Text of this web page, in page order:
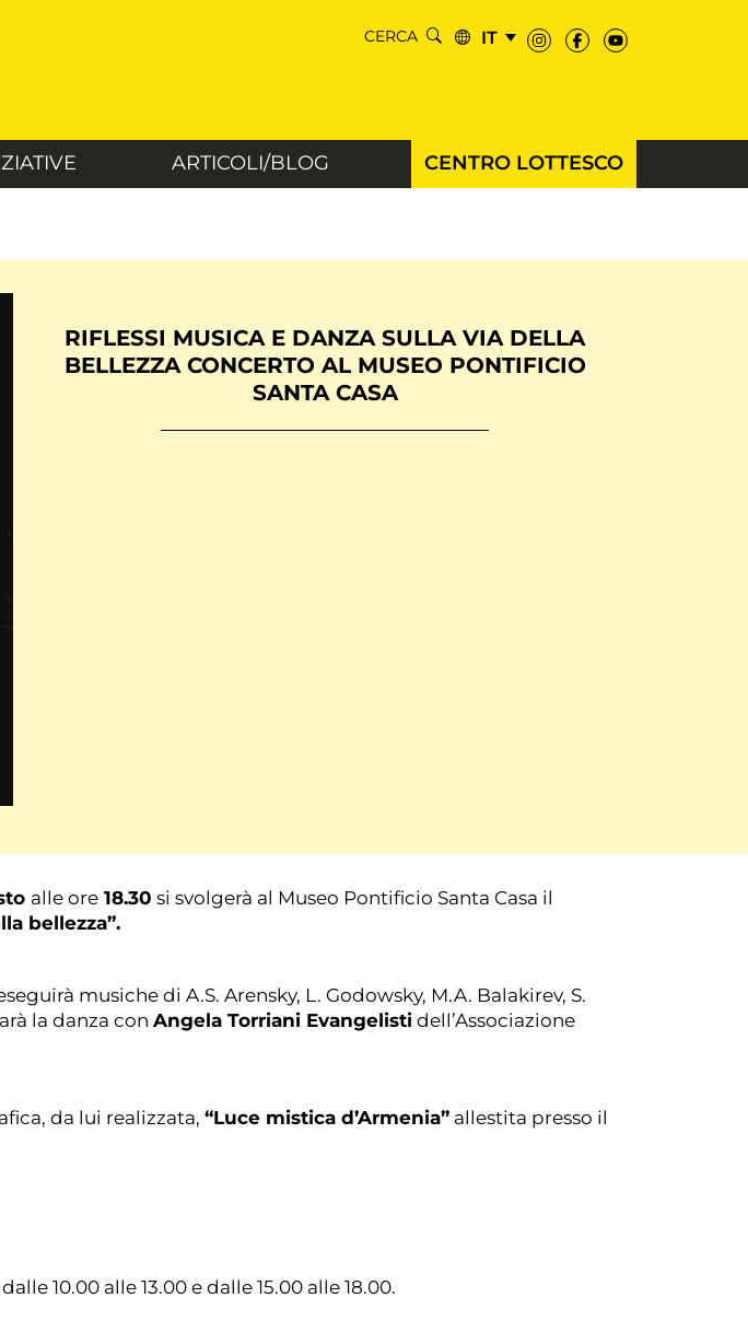
CERCA IT
ARTICOLI/BLOG CENTRO LOTTESCO
RIFLESSI MUSICA E DANZA SULLA VIA DELLA
BELLEZZA CONCERTO AL MUSEO PONTIFICIO
SANTA CASA
alle ore 18.30 si svolgerà al Museo Pontificio Santa Casa il
bellezza”.
musiche di A.S. Arensky, L. Godowsky, M.A. Balakirev, S.
la danza con Angela Torriani Evangelistidell’Associazione
da lui realizzata, “Luce mistica d’Armenia” allestita presso il
10.00 alle 13.00 e dalle 15.00 alle 18.00.